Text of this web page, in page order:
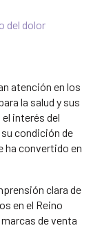
del dolor
atención en los
la salud y sus
interés del
condición de
ha convertido en
clara de
en el Reino
de venta